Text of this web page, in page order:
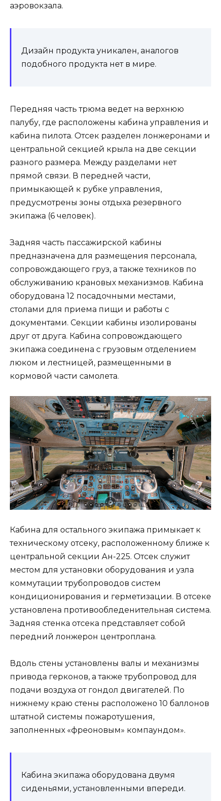
аэровокзала.
Дизайн продукта уникален, аналогов
подобного продукта нет в мире.
Передняя часть трюма ведет на верхнюю
палубу, где расположены кабина управления и
кабина пилота. Отсек разделен лонжеронами и
центральной секцией крыла на две секции
разного размера. Между разделами нет
прямой связи. В передней части,
примыкающей к рубке управления,
предусмотрены зоны отдыха резервного
экипажа (6 человек).
Задняя часть пассажирской кабины
предназначена для размещения персонала,
сопровождающего груз, а также техников по
обслуживанию крановых механизмов. Кабина
оборудована 12 посадочными местами,
столами для приема пищи и работы с
документами. Секции кабины изолированы
друг от друга. Кабина сопровождающего
экипажа соединена с грузовым отделением
люком и лестницей, размещенными в
кормовой части самолета.
Кабина для остального экипажа примыкает к
техническому отсеку, расположенному ближе к
центральной секции Ан-225. Отсек служит
местом для установки оборудования и узла
коммутации трубопроводов систем
кондиционирования и герметизации. В отсеке
установлена ​​противообледенительная система.
Задняя стенка отсека представляет собой
передний лонжерон центроплана.
Вдоль стены установлены валы и механизмы
привода герконов, а также трубопровод для
подачи воздуха от гондол двигателей. По
нижнему краю стены расположено 10 баллонов
штатной системы пожаротушения,
заполненных «фреоновым» компаундом».
Кабина экипажа оборудована двумя
сиденьями, установленными впереди.